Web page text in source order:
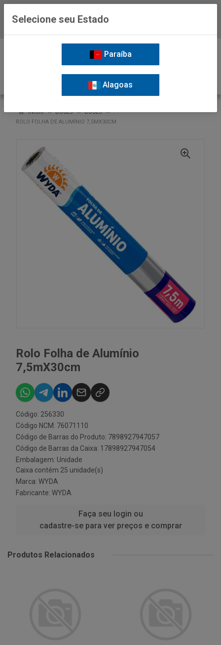
INÍCIO DOCES
DOCES
ROLO FOLHA DE ALUMÍNIO 7,5MX30CM
Rolo Folha de Alumínio
7,5mX30cm
Código: 256330
Código NCM: 76071110
Código de Barras do Produto: 7898927947057
Código de Barras da Caixa: 17898927947054
Embalagem: Unidade
Caixa contém 25 unidade(s)
Marca: WYDA
Fabricante: WYDA
Faça seu login ou
cadastre-se para ver preços e comprar
Produtos Relacionados
Selecione seu Estado
Paraíba
Alagoas